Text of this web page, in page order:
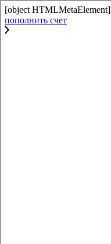
[object HTMLMetaElement]
пополнить счет